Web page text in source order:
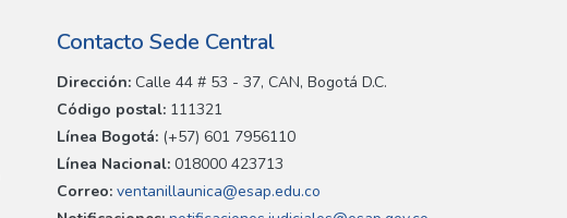
Contacto Sede Central
Dirección: Calle 44 # 53 - 37, CAN, Bogotá D.C.
Código postal: 111321
Línea Bogotá: (+57) 601 7956110
Línea Nacional: 018000 423713
Correo: ventanillaunica@esap.edu.co